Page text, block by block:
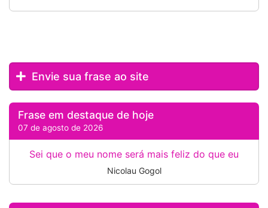
Envie sua frase ao site
Frase em destaque de hoje
07 de agosto de 2026
Sei que o meu nome será mais feliz do que eu
Nicolau Gogol